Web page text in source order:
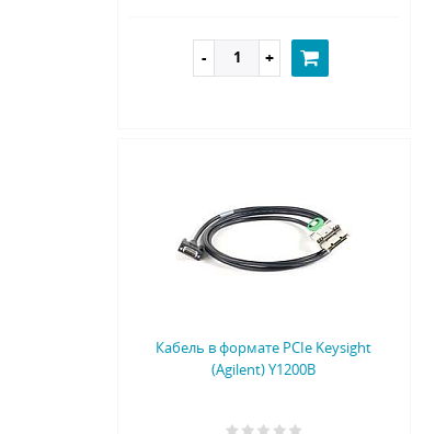
Кабель в формате PCIe Keysight
(Agilent) Y1200B